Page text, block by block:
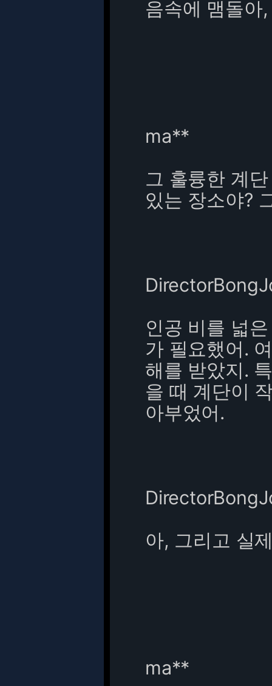
음속에 맴돌아
ma**
그 훌륭한 계
있는 장소야?
인공 비를 넓
가 필요했어.
해를 받았지.
을 때 계단이
아부었어.
아, 그리고 실
ma**